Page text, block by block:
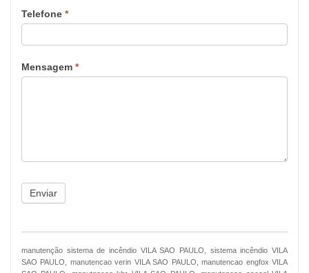
Telefone *
Mensagem *
Enviar
manutenção sistema de incêndio VILA SAO PAULO, sistema incêndio VILA
SAO PAULO, manutencao verin VILA SAO PAULO, manutencao engfox VILA